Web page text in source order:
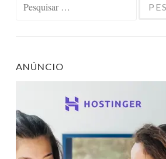
ANÚNCIO